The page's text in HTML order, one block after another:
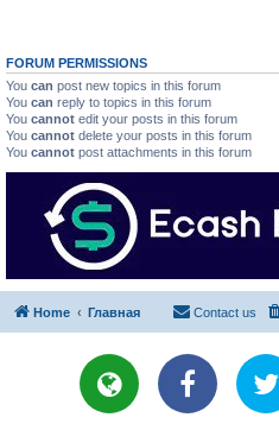
FORUM PERMISSIONS
You can post new topics in this forum
You can reply to topics in this forum
You cannot edit your posts in this forum
You cannot delete your posts in this forum
You cannot post attachments in this forum
Home Главная Contact us